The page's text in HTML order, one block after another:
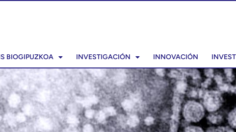
BIOGIPUZKOA INVESTIGACIÓN INNOVACIÓN